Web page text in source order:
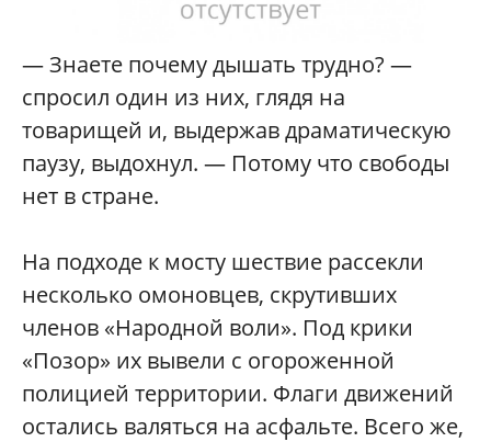
— Знаете почему дышать трудно? —
спросил один из них, глядя на
товарищей и, выдержав драматическую
паузу, выдохнул. — Потому что свободы
нет в стране.
На подходе к мосту шествие рассекли
несколько омоновцев, скрутивших
членов «Народной воли». Под крики
«Позор» их вывели с огороженной
полицией территории. Флаги движений
остались валяться на асфальте. Всего же,